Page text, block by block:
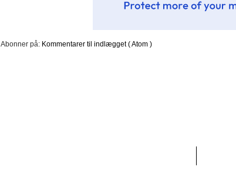
Abonner på: Kommentarer til indlægget ( Atom )